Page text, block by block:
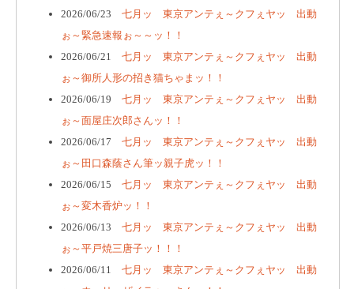
2026/06/23 七月ッ 東京アンテぇ～クフぇヤッ 出動
ぉ～緊急速報ぉ～～ッ！！
2026/06/21 七月ッ 東京アンテぇ～クフぇヤッ 出動
ぉ～御所人形の招き猫ちゃまッ！！
2026/06/19 七月ッ 東京アンテぇ～クフぇヤッ 出動
ぉ～面屋庄次郎さんッ！！
2026/06/17 七月ッ 東京アンテぇ～クフぇヤッ 出動
ぉ～田口森蔭さん筆ッ親子虎ッ！！
2026/06/15 七月ッ 東京アンテぇ～クフぇヤッ 出動
ぉ～変木香炉ッ！！
2026/06/13 七月ッ 東京アンテぇ～クフぇヤッ 出動
ぉ～平戸焼三唐子ッ！！！
2026/06/11 七月ッ 東京アンテぇ～クフぇヤッ 出動